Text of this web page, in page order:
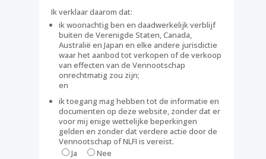
Ik verklaar daarom dat:
ik woonachtig ben en daadwerkelijk verblijf
buiten de Verenigde Staten, Canada,
Australië en Japan en elke andere jurisdictie
waar het aanbod tot verkopen of de verkoop
van effecten van de Vennootschap
onrechtmatig zou zijn;
en
ik toegang mag hebben tot de informatie en
documenten op deze website, zonder dat er
voor mij enige wettelijke beperkingen
gelden en zonder dat verdere actie door de
Vennootschap of NLFI is vereist.
Ja
Nee